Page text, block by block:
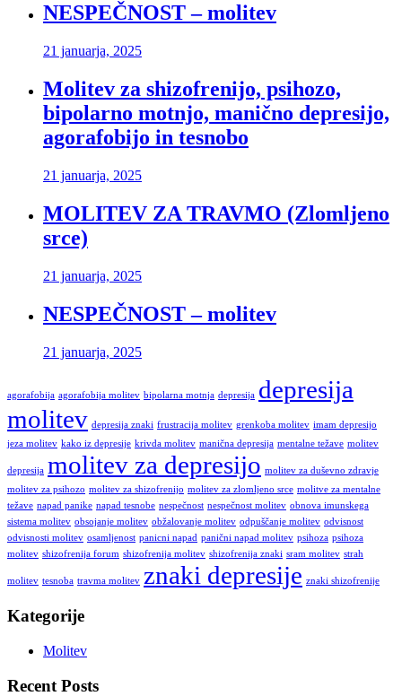
NESPEČNOST – molitev
21 januarja, 2025
Molitev za shizofrenijo, psihozo,
bipolarno motnjo, manično depresijo,
agorafobijo in tesnobo
21 januarja, 2025
MOLITEV ZA TRAVMO (Zlomljeno
srce)
21 januarja, 2025
NESPEČNOST – molitev
21 januarja, 2025
agorafobija agorafobija molitev bipolarna motnja depresija depresija
molitev depresija znaki frustracija molitev grenkoba molitev imam depresijo
jeza molitev kako iz depresije krivda molitev manična depresija mentalne težave molitev
depresija molitev za depresijo molitev za duševno zdravje
molitev za psihozo molitev za shizofrenijo molitev za zlomljeno srce molitve za mentalne
težave napad panike napad tesnobe nespečnost nespečnost molitev obnova imunskega
sistema molitev obsojanje molitev obžalovanje molitev odpuščanje molitev odvisnost
odvisnosti molitev osamljenost panicni napad panični napad molitev psihoza psihoza
molitev shizofrenija forum shizofrenija molitev shizofrenija znaki sram molitev strah
molitev tesnoba travma molitev znaki depresije znaki shizofrenije
Kategorije
Molitev
Recent Posts